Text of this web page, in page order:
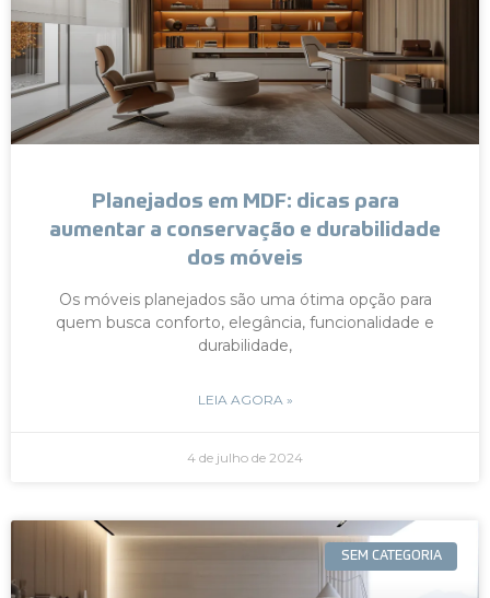
Planejados em MDF: dicas para
aumentar a conservação e durabilidade
dos móveis
Os móveis planejados são uma ótima opção para
quem busca conforto, elegância, funcionalidade e
durabilidade,
LEIA AGORA »
4 de julho de 2024
SEM CATEGORIA